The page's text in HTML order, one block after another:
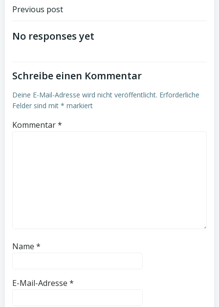
Post
navigation
Previous post
No responses yet
Schreibe einen Kommentar
Deine E-Mail-Adresse wird nicht veröffentlicht. Erforderliche
Felder sind mit * markiert
Kommentar*
Name *
E-Mail-Adresse *